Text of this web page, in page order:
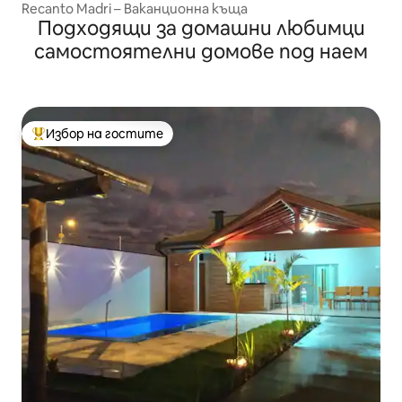
Recanto Madri – Ваканционна къща
Подходящи за домашни любимци
самостоятелни домове под наем
Най-популярен избор на гостите
Избор на гостите